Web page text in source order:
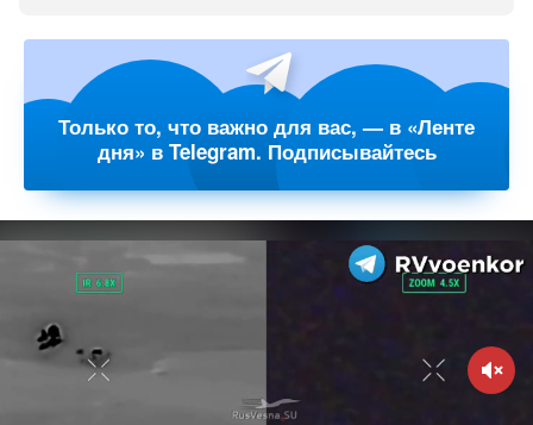
Только то, что важно для вас, — в «Ленте
дня» в Telegram. Подписывайтесь